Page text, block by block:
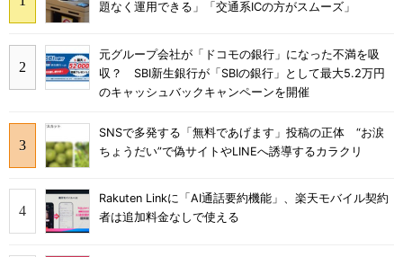
題なく運用できる」「交通系ICの方がスムーズ」
元グループ会社が「ドコモの銀行」になった不満を吸
収？ SBI新生銀行が「SBIの銀行」として最大5.2万円
のキャッシュバックキャンペーンを開催
SNSで多発する「無料であげます」投稿の正体 “お涙
ちょうだい”で偽サイトやLINEへ誘導するカラクリ
Rakuten Linkに「AI通話要約機能」、楽天モバイル契約
者は追加料金なしで使える